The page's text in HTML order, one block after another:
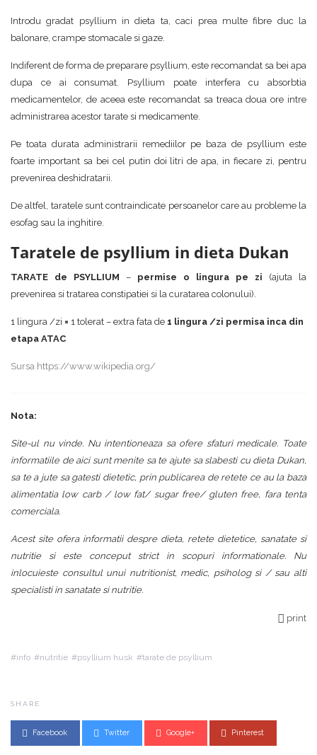
Introdu gradat psyllium in dieta ta, caci prea multe fibre duc la
balonare, crampe stomacale si gaze.
Indiferent de forma de preparare psyllium, este recomandat sa bei apa
dupa ce ai consumat. Psyllium poate interfera cu absorbtia
medicamentelor, de aceea este recomandat sa treaca doua ore intre
administrarea acestor tarate si medicamente.
Pe toata durata administrarii remediilor pe baza de psyllium este
foarte important sa bei cel putin doi litri de apa, in fiecare zi, pentru
prevenirea deshidratarii.
De altfel, taratele sunt contraindicate persoanelor care au probleme la
esofag sau la inghitire.
Taratele de psyllium in dieta Dukan
TARATE de PSYLLIUM – permise o lingura pe zi (ajuta la
prevenirea si tratarea constipatiei si la curatarea colonului).
1 lingura /zi = 1 tolerat – extra fata de 1 lingura /zi permisa inca din
etapa ATAC
Sursa https://www.wikipedia.org/
Nota:
Site-ul nu vinde. Nu intentioneaza sa ofere sfaturi medicale. Toate
informatiile de aici sunt menite sa te ajute sa slabesti cu dieta Dukan,
sa te a jute sa gatesti dietetic, prin publicarea de retete ce au la baza
alimentatia low carb / low fat/ sugar free/ gluten free, fara tenta
comerciala.
Acest site ofera informatii despre dieta, retete dietetice, sanatate si
nutritie si este conceput strict in scopuri informationale. Nu
inlocuieste consultul unui nutritionist, medic, psiholog si / sau alti
specialisti in sanatate si nutritie.
print
info nutritie psyllium husk tarate de psyllium
SHARE
Facebook Twitter Google+ Pinterest